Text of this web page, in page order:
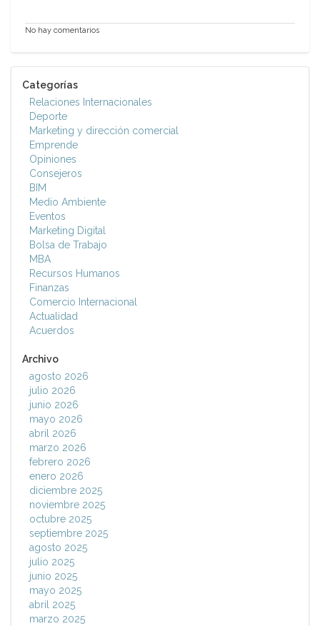
No hay comentarios
Categorías
Relaciones Internacionales
Deporte
Marketing y dirección comercial
Emprende
Opiniones
Consejeros
BIM
Medio Ambiente
Eventos
Marketing Digital
Bolsa de Trabajo
MBA
Recursos Humanos
Finanzas
Comercio Internacional
Actualidad
Acuerdos
Archivo
agosto 2026
julio 2026
junio 2026
mayo 2026
abril 2026
marzo 2026
febrero 2026
enero 2026
diciembre 2025
noviembre 2025
octubre 2025
septiembre 2025
agosto 2025
julio 2025
junio 2025
mayo 2025
abril 2025
marzo 2025